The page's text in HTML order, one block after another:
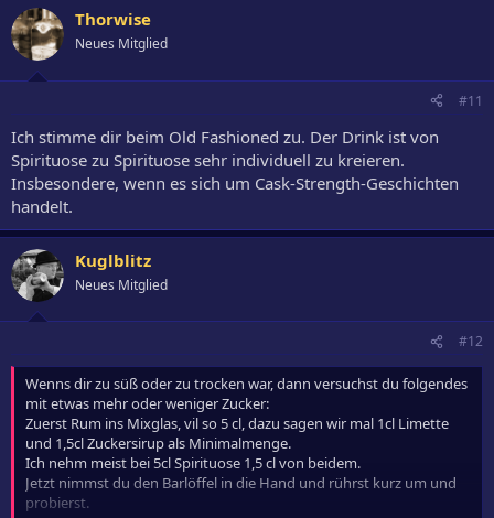
Thorwise
Neues Mitglied
#11
Ich stimme dir beim Old Fashioned zu. Der Drink ist von
Spirituose zu Spirituose sehr individuell zu kreieren.
Insbesondere, wenn es sich um Cask-Strength-Geschichten
handelt.
Kuglblitz
Neues Mitglied
#12
Wenns dir zu süß oder zu trocken war, dann versuchst du folgendes
mit etwas mehr oder weniger Zucker:
Zuerst Rum ins Mixglas, vil so 5 cl, dazu sagen wir mal 1cl Limette
und 1,5cl Zuckersirup als Minimalmenge.
Ich nehm meist bei 5cl Spirituose 1,5 cl von beidem.
Jetzt nimmst du den Barlöffel in die Hand und rührst kurz um und
probierst.